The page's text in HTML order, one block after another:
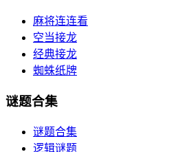
麻将连连看
空当接龙
经典接龙
蜘蛛纸牌
谜题合集
谜题合集
逻辑谜题